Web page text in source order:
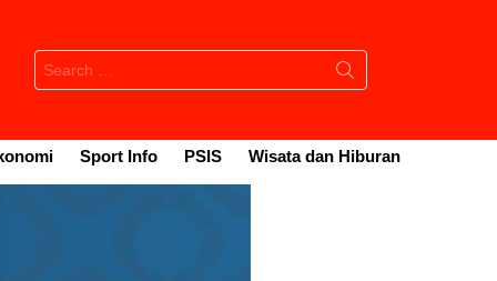
Search
for:
Sport Info PSIS Wisata dan Hiburan